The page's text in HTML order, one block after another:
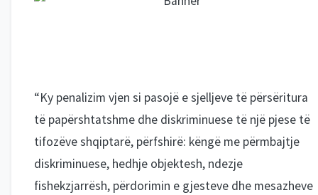
“Ky penalizim vjen si pasojë e sjelljeve të përsëritura
të papërshtatshme dhe diskriminuese të një pjese të
tifozëve shqiptarë, përfshirë: këngë me përmbajtje
diskriminuese, hedhje objektesh, ndezje
fishekzjarrësh, përdorimin e gjesteve dhe mesazheve